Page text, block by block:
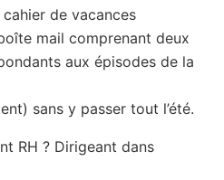
de vacances
mail comprenant deux
aux épisodes de la
sans y passer tout l’été.
RH ? Dirigeant dans